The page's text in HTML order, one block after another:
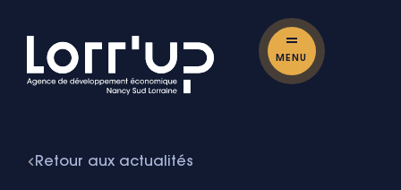
MENU
Retour aux actualités